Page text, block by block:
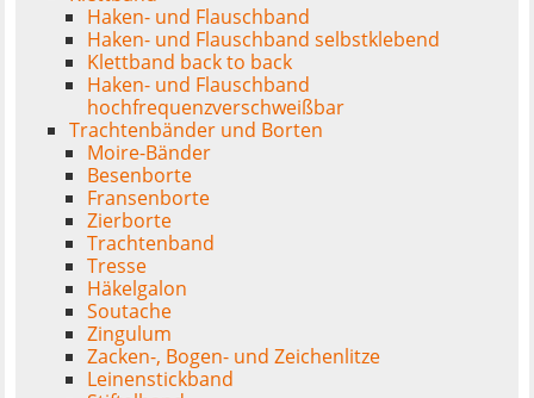
Haken- und Flauschband
Haken- und Flauschband selbstklebend
Klettband back to back
Haken- und Flauschband
hochfrequenzverschweißbar
Trachtenbänder und Borten
Moire-Bänder
Besenborte
Fransenborte
Zierborte
Trachtenband
Tresse
Häkelgalon
Soutache
Zingulum
Zacken-, Bogen- und Zeichenlitze
Leinenstickband